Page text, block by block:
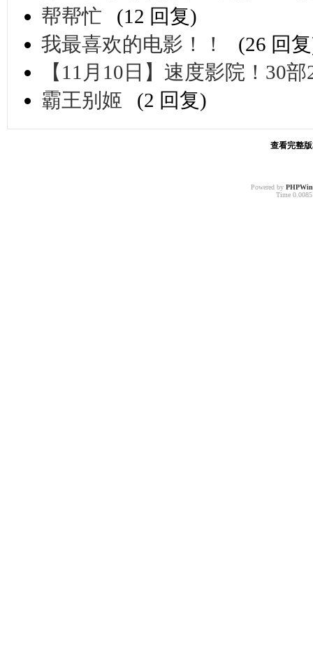
帮帮忙
(12 回复)
我最喜欢的电影！！
(26 回
【11月10日】速度影院！30
霸王别姬
(2 回复)
查看完整
Powered by
Time